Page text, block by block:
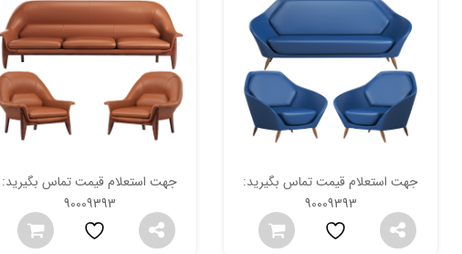
جهت استعلام قیمت تماس بگیرید:
90009393
جهت استعلام قیمت تماس بگیرید:
90009393